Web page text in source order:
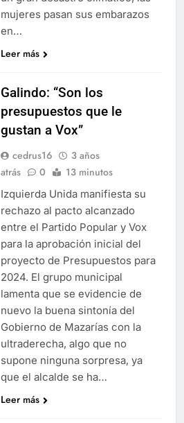
mujeres pasan sus embarazos
en…
Leer más
Galindo: “Son los
presupuestos que le
gustan a Vox”
cedrus16
3 años
atrás
0 13 minutos
Izquierda Unida manifiesta su
rechazo al pacto alcanzado
entre el Partido Popular y Vox
para la aprobación inicial del
proyecto de Presupuestos para
2024. El grupo municipal
lamenta que se evidencie de
nuevo la buena sintonía del
Gobierno de Mazarías con la
ultraderecha, algo que no
supone ninguna sorpresa, ya
que el alcalde se ha…
Leer más